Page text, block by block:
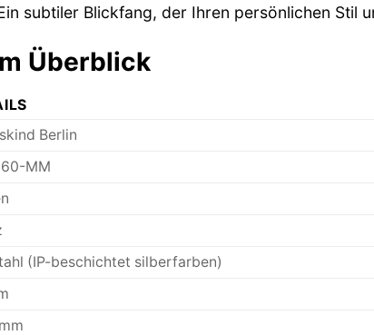
subtiler Blickfang, der Ihren persönlichen Stil
Überblick
Berlin
MM
(IP-beschichtet silberfarben)